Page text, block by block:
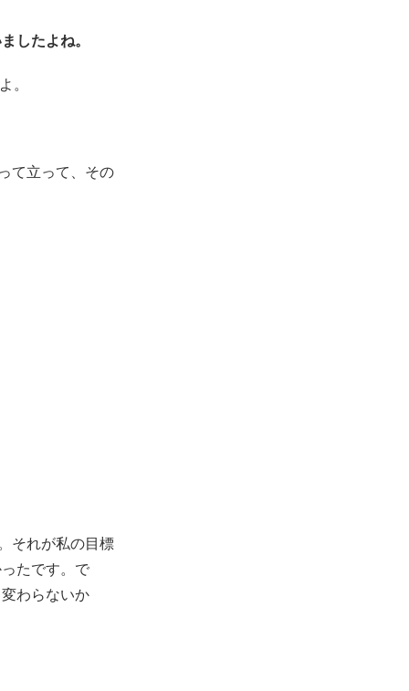
したよね。
。
て立って、その
それが私の目標
たです。で
わらないか